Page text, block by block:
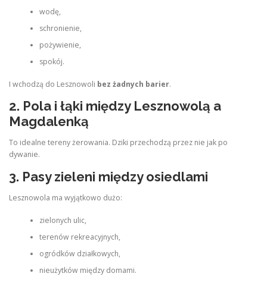
wodę,
schronienie,
pożywienie,
spokój.
I wchodzą do Lesznowoli bez żadnych barier.
2. Pola i łąki między Lesznowolą a
Magdalenką
To idealne tereny żerowania. Dziki przechodzą przez nie jak po
dywanie.
3. Pasy zieleni między osiedlami
Lesznowola ma wyjątkowo dużo:
zielonych ulic,
terenów rekreacyjnych,
ogródków działkowych,
nieużytków między domami.